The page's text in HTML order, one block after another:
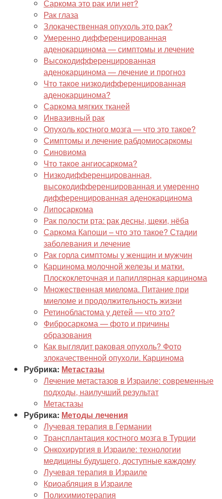
Саркома это рак или нет?
Рак глаза
Злокачественная опухоль это рак?
Умеренно дифференцированная
аденокарцинома — симптомы и лечение
Высокодифференцированная
аденокарцинома — лечение и прогноз
Что такое низкодифференцированная
аденокарцинома?
Саркома мягких тканей
Инвазивный рак
Опухоль костного мозга — что это такое?
Симптомы и лечение рабдомиосаркомы
Синовиома
Что такое ангиосаркома?
Низкодифференцированная,
высокодифференцированная и умеренно
дифференцированная аденокарцинома
Липосаркома
Рак полости рта: рак десны, щеки, нёба
Саркома Капоши – что это такое? Стадии
заболевания и лечение
Рак горла симптомы у женщин и мужчин
Карцинома молочной железы и матки.
Плоскоклеточная и папиллярная карцинома
Множественная миелома. Питание при
миеломе и продолжительность жизни
Ретинобластома у детей — что это?
Фибросаркома — фото и причины
образования
Как выглядит раковая опухоль? Фото
злокачественной опухоли. Карцинома
Рубрика: Метастазы
Лечение метастазов в Израиле: современные
подходы, наилучший результат
Метастазы
Рубрика: Методы лечения
Лучевая терапия в Германии
Трансплантация костного мозга в Турции
Онкохирургия в Израиле: технологии
медицины будущего, доступные каждому
Лучевая терапия в Израиле
Криоабляция в Израиле
Полихимиотерапия